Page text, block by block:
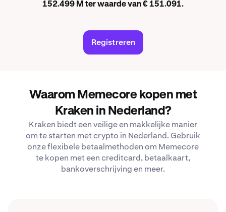
152.499 M ter waarde van € 151.091.
Registreren
Waarom Memecore kopen met
Kraken in Nederland?
Kraken biedt een veilige en makkelijke manier
om te starten met crypto in Nederland. Gebruik
onze flexibele betaalmethoden om Memecore
te kopen met een creditcard, betaalkaart,
bankoverschrijving en meer.